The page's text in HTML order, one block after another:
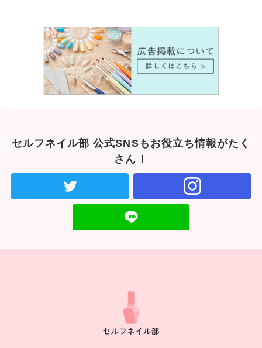
セルフネイル部 公式SNSもお役立ち情報がたく
さん！